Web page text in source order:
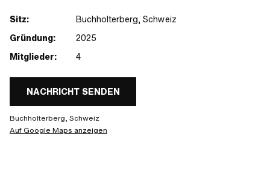
Sitz:
Buchholterberg, Schweiz
Gründung:
2025
Mitglieder:
4
NACHRICHT SENDEN
Buchholterberg, Schweiz
Auf Google Maps anzeigen